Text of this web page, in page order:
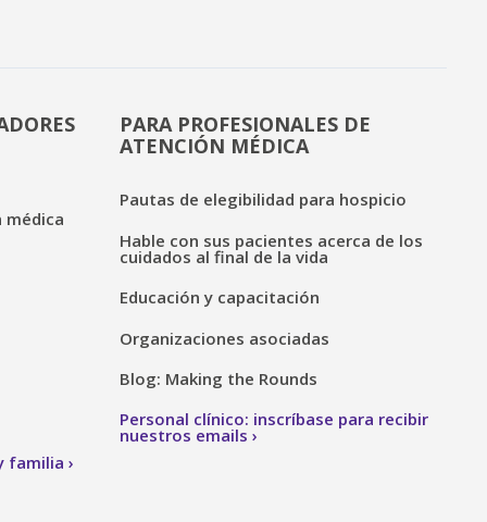
médica
familia
PARA PROFESIONALES DE
ATENCIÓN MÉDICA
Pautas de elegibilidad para hospicio
Hable con sus pacientes acerca de los
cuidados al final de la vida
Educación y capacitación
Organizaciones asociadas
Blog: Making the Rounds
Personal clínico: inscríbase para recibir
nuestros emails